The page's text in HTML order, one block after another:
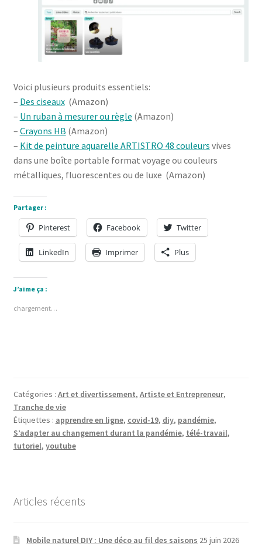
Voici plusieurs produits essentiels:
– Des ciseaux(Amazon)
– Un ruban à mesurer ou règle (Amazon)
– Crayons HB (Amazon)
– Kit de peinture aquarelle ARTISTRO 48 couleurs vives
dans une boîte portable format voyage ou couleurs
métalliques, fluorescentes ou de luxe (Amazon)
Partager :
Pinterest Facebook Twitter
LinkedIn Imprimer Plus
J’aime ça :
chargement…
Catégories : Art et divertissement, Artiste et Entrepreneur,
Tranche de vie
Étiquettes : apprendre en ligne, covid-19, diy, pandémie,
S’adapter au changement durant la pandémie, télé-travail,
tutoriel, youtube
Articles récents
Mobile naturel DIY : Une déco au fil des saisons 25 juin 2026